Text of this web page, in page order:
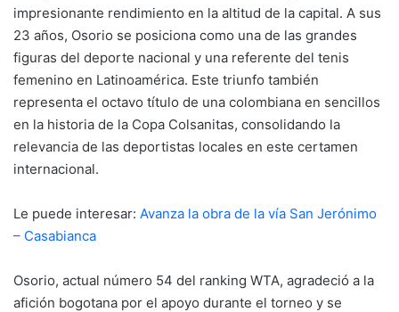
impresionante rendimiento en la altitud de la capital. A sus
23 años, Osorio se posiciona como una de las grandes
figuras del deporte nacional y una referente del tenis
femenino en Latinoamérica. Este triunfo también
representa el octavo título de una colombiana en sencillos
en la historia de la Copa Colsanitas, consolidando la
relevancia de las deportistas locales en este certamen
internacional.
Le puede interesar: Avanza la obra de la vía San Jerónimo
– Casabianca
Osorio, actual número 54 del ranking WTA, agradeció a la
afición bogotana por el apoyo durante el torneo y se